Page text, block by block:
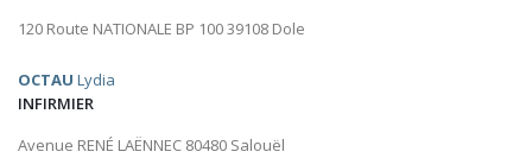
120 Route NATIONALE BP 100 39108 Dole
OCTAU Lydia
INFIRMIER
Avenue RENÉ LAËNNEC 80480 Salouël